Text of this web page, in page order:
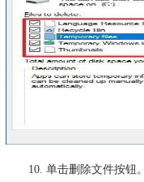
10. 单击删除文件按钮。